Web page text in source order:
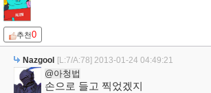
추천0
Nazgool [L:7/A:78] 2013-01-24 04:49:21
@아청법
손으로 들고 찍었겠지